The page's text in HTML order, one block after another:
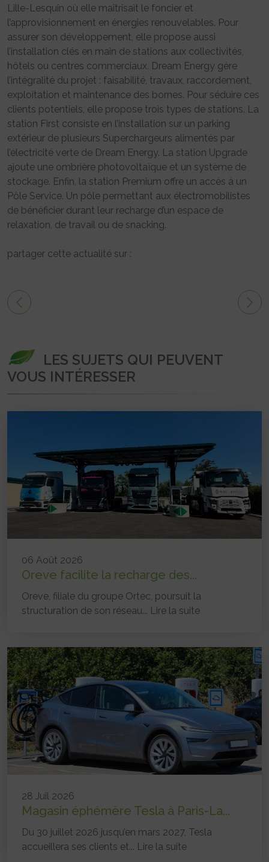
Lille-Lesquin où elle maîtrisait le foncier et
l’approvisionnement en énergies renouvelables. Pour
assurer son développement, elle propose aussi
l’installation clés en main de stations aux collectivités,
hôtels ou centres commerciaux. Dream Energy gère
l’intégralité du projet : faisabilité, travaux, raccordement,
exploitation et maintenance des bornes. Pour séduire ces
clients potentiels, elle propose trois types de stations. La
station First consiste en l’installation sur un parking
extérieur de plusieurs Superchargeurs alimentés par
l’électricité verte de Dream Energy. La station Upgrade
ajoute une ombrière photovoltaïque et un système de
stockage. Enfin, la station Premium offre un accès à un
Pôle Service. Un pôle permettant aux électromobilistes
de bénéficier durant leur recharge d’un espace de
relaxation, de travail ou de snacking.
partager cette actualité sur :
LES SUJETS QUI PEUVENT
VOUS INTÉRESSER
06 Août 2026
Oreve facilite la recharge des...
Oreve, filiale du groupe Ortec, poursuit la
structuration de son réseau... Lire la suite
28 Juil 2026
Magasin éphémère Tesla à Paris-La...
Du 30 juillet 2026 jusqu’en mars 2027, Tesla
accueillera ses clients et... Lire la suite